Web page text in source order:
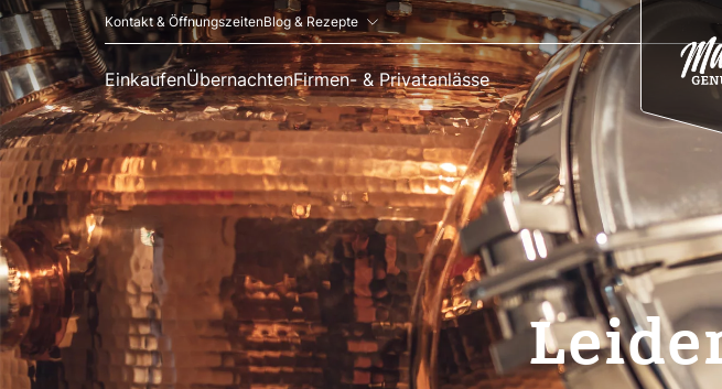
Kontakt & ÖffnungszeitenBlog & Rezepte
EinkaufenÜbernachtenFirmen- & Privatanlässe